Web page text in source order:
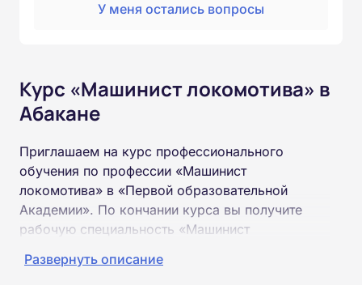
У меня остались вопросы
Курс «Машинист локомотива» в
Абакане
Приглашаем на курс профессионального
обучения по профессии «Машинист
локомотива» в «Первой образовательной
Академии». По кончании курса вы получите
рабочую специальность «Машинист
Развернуть описание